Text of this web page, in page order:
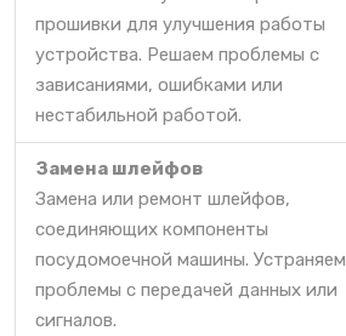
прошивки для улучшения работы
устройства. Решаем проблемы с
зависаниями, ошибками или
нестабильной работой.
Замена шлейфов
Замена или ремонт шлейфов,
соединяющих компоненты
посудомоечной машины. Устраняем
проблемы с передачей данных или
сигналов.